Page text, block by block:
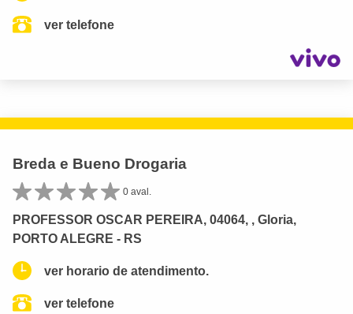
ver telefone
Breda e Bueno Drogaria
0 aval.
PROFESSOR OSCAR PEREIRA, 04064, , Gloria,
PORTO ALEGRE - RS
ver horario de atendimento.
ver telefone